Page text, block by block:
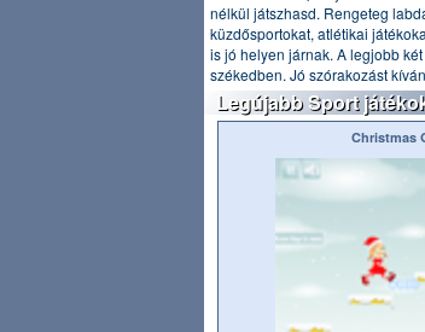
nélkül játszhasd. Rengeteg
küzdősportokat, atlétikai
is jó helyen járnak. A legjobb
székedben. Jó szórakozást
Legújabb Sport
Christmas